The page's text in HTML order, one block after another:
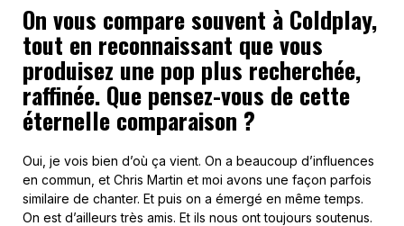
On vous compare souvent à Coldplay,
tout en reconnaissant que vous
produisez une pop plus recherchée,
raffinée. Que pensez-vous de cette
éternelle comparaison ?
Oui, je vois bien d’où ça vient. On a beaucoup d’influences
en commun, et Chris Martin et moi avons une façon parfois
similaire de chanter. Et puis on a émergé en même temps.
On est d’ailleurs très amis. Et ils nous ont toujours soutenus.